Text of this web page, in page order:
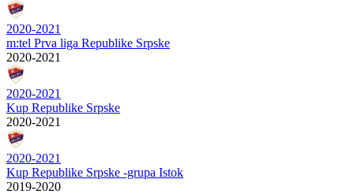
2020-2021
m:tel Prva liga Republike Srpske
2020-2021
2020-2021
Kup Republike Srpske
2020-2021
2020-2021
Kup Republike Srpske -grupa Istok
2019-2020